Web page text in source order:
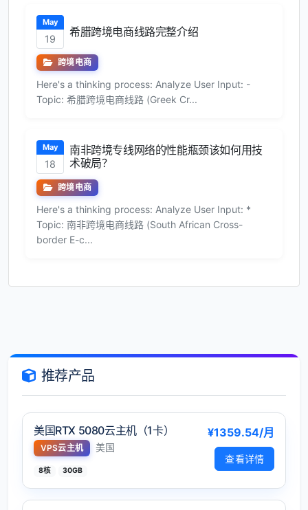
May
19
希腊跨境电商线路完整介绍
跨境电商
Here's a thinking process: Analyze User Input: -
Topic: 希腊跨境电商线路 (Greek Cr...
May
18
南非跨境专线网络的性能瓶颈该如何用技
术破局？
跨境电商
Here's a thinking process: Analyze User Input: *
Topic: 南非跨境电商线路 (South African Cross-
border E-c...
推荐产品
美国RTX 5080云主机（1卡）
VPS云主机 美国
8核 30GB
¥1359.54/月
查看详情